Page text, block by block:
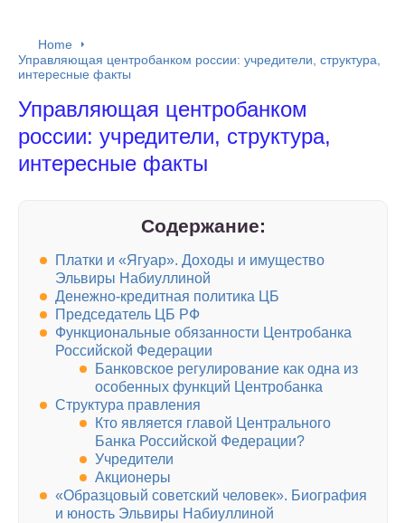
Home
Управляющая центробанком россии: учредители, структура,
интересные факты
Управляющая центробанком
россии: учредители, структура,
интересные факты
Содержание:
Платки и «Ягуар». Доходы и имущество
Эльвиры Набиуллиной
Денежно-кредитная политика ЦБ
Председатель ЦБ РФ
Функциональные обязанности Центробанка
Российской Федерации
Банковское регулирование как одна из
особенных функций Центробанка
Структура правления
Кто является главой Центрального
Банка Российской Федерации?
Учредители
Акционеры
«Образцовый советский человек». Биография
и юность Эльвиры Набиуллиной